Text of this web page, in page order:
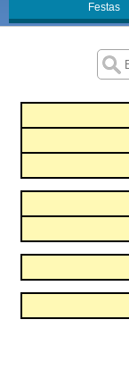
Festas